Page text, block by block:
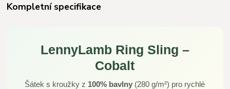
Kompletní specifikace
LennyLamb Ring Sling –
Cobalt
Šátek s kroužky z 100% bavlny (280 g/m²) pro rychlé